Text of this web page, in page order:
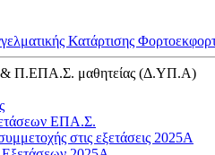
Κατάρτισης
Π.ΕΠΑ.Σ. μαθητείας (Δ.ΥΠ.Α)
ΕΠΑ.Σ.
στις εξετάσεις 2025Α